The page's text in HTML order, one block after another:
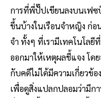
การที่พี่ปั๊ปเขียนลงบนเฟซ
ขึ้นบ้างในเรือนจำหญิง ก่
จำ ทั้งๆ ที่เรามีเทคโนโล
ออกมาให้เหตุผลชี้แจง โด
กับคดีไม่ได้มีความเกี่ยวข้
เพื่อดูสิ่งแปลกปลอมว่ามีกา